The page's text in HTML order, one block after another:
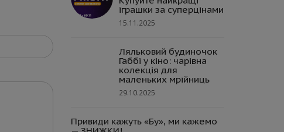
іграшки за суперцінами
15.11.2025
Ляльковий будиночок
Габбі у кіно: чарівна
колекція для
маленьких мрійниць
29.10.2025
Привиди кажуть «Бу», ми кажемо